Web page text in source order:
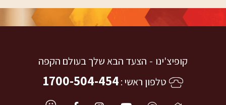
קופיצ'ינו
הצעד הבא שלך בעולם הקפה
טלפון ראשי 1700-504-454